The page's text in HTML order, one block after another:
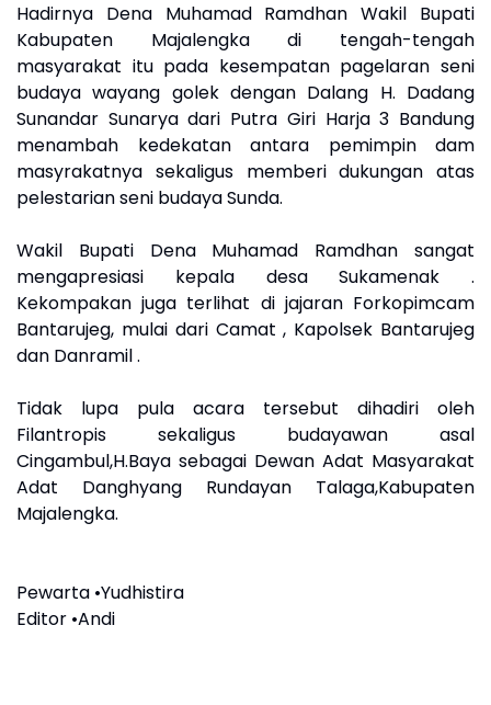
Hadirnya Dena Muhamad Ramdhan Wakil Bupati
Kabupaten Majalengka di tengah-tengah
masyarakat itu pada kesempatan pagelaran seni
budaya wayang golek dengan Dalang H. Dadang
Sunandar Sunarya dari Putra Giri Harja 3 Bandung
menambah kedekatan antara pemimpin dam
masyrakatnya sekaligus memberi dukungan atas
pelestarian seni budaya Sunda.
Wakil Bupati Dena Muhamad Ramdhan sangat
mengapresiasi kepala desa Sukamenak .
Kekompakan juga terlihat di jajaran Forkopimcam
Bantarujeg, mulai dari Camat , Kapolsek Bantarujeg
dan Danramil .
Tidak lupa pula acara tersebut dihadiri oleh
Filantropis sekaligus budayawan asal
Cingambul,H.Baya sebagai Dewan Adat Masyarakat
Adat Danghyang Rundayan Talaga,Kabupaten
Majalengka.
Pewarta •Yudhistira
Editor •Andi